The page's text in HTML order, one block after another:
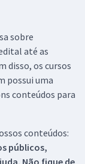
sobre
até as
disso, os cursos
possui uma
conteúdos para
conteúdos:
públicos,
Não fique de